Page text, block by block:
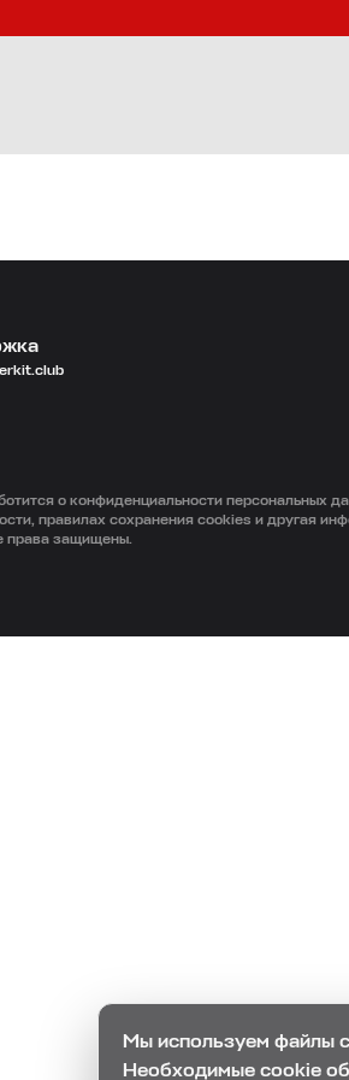
о конфиденциальности персональных
правилах сохранения cookies и другая
права защищены.
Мы используем файлы
Необходимые cookie